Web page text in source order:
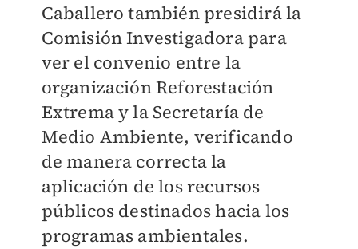
Caballero también presidirá la
Comisión Investigadora para
ver el convenio entre la
organización Reforestación
Extrema y la Secretaría de
Medio Ambiente, verificando
de manera correcta la
aplicación de los recursos
públicos destinados hacia los
programas ambientales.